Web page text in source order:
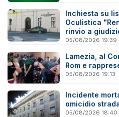
Inchiesta su
Oculistica
rinvio a
05/08/2026 19:39
Lamezia, al
Rom e
05/08/2026 19:13
Incidente
omicidio
05/08/2026 18:40